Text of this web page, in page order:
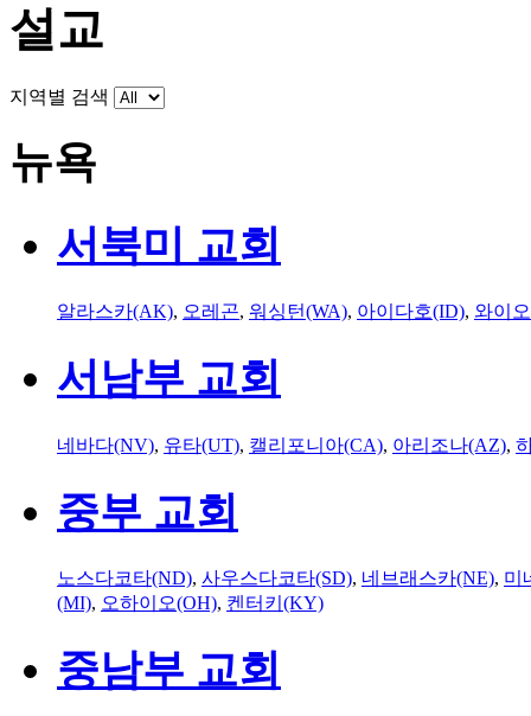
설교
지역별 검색
뉴욕
서북미 교회
알라스카(AK), 오레곤, 워싱턴(WA), 아이다호(ID), 와이
서남부 교회
네바다(NV), 유타(UT), 캘리포니아(CA), 아리조나(AZ),
중부 교회
노스다코타(ND), 사우스다코타(SD), 네브래스카(NE), 미
(MI), 오하이오(OH), 켄터키(KY)
중남부 교회